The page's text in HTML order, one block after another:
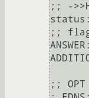
;; -
status:
;;
;; OPT